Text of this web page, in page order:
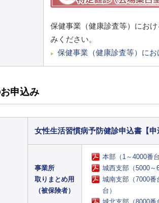
保健事業（健康診査等）にお
みください。
保健事業（健康診査等）に
申込み
女性生活習慣病予防健診申込書【申
事業所
取りまとめ用
（被保険者）
本部（1～4000番台
城西支部（5000～
城南支部（7000番
台）